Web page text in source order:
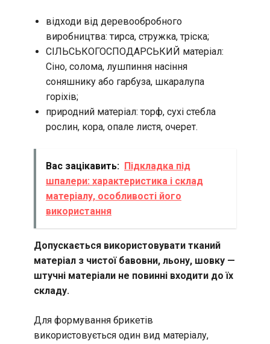
відходи від деревообробного
виробництва: тирса, стружка, тріска;
СІЛЬСЬКОГОСПОДАРСЬКИЙ матеріал:
Сіно, солома, лушпиння насіння
соняшнику або гарбуза, шкаралупа
горіхів;
природний матеріал: торф, сухі стебла
рослин, кора, опале листя, очерет.
Вас зацікавить: Підкладка під
шпалери: характеристика і склад
матеріалу, особливості його
використання
Допускається використовувати тканий
матеріал з чистої бавовни, льону, шовку —
штучні матеріали не повинні входити до їх
складу.
Для формування брикетів
використовується один вид матеріалу,